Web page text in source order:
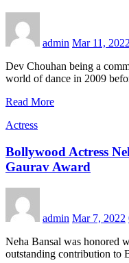
admin Mar 11, 2022
Dev Chouhan being a
world of dance in 2009
Read More
Actress
Bollywood Actress
Gaurav Award
admin Mar 7, 2022
Neha Bansal was honored
outstanding contribution